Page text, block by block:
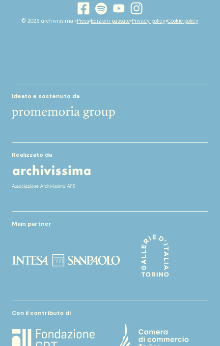
facebook
spotifyyoutubeinstagram
© 2026 archivissima •Press•Edizioni passate•Privacy policy•Cookie policy
Ideato e sostenuto da
Realizzato da
Main partner
Con il contributo di